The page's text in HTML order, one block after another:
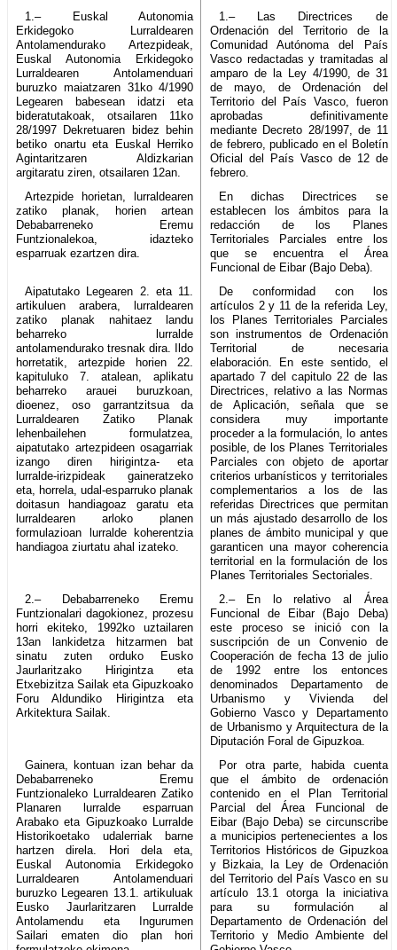
1.– Euskal Autonomia
Erkidegoko Lurraldearen
Antolamendurako Artezpideak,
Euskal Autonomia Erkidegoko
Lurraldearen Antolamenduari
buruzko maiatzaren 31ko 4/1990
Legearen babesean idatzi eta
bideratutakoak, otsailaren 11ko
28/1997 Dekretuaren bidez behin
betiko onartu eta Euskal Herriko
Agintaritzaren Aldizkarian
argitaratu ziren, otsailaren 12an.
1.– Las Directrices de
Ordenación del Territorio de la
Comunidad Autónoma del País
Vasco redactadas y tramitadas al
amparo de la Ley 4/1990, de 31
de mayo, de Ordenación del
Territorio del País Vasco, fueron
aprobadas definitivamente
mediante Decreto 28/1997, de 11
de febrero, publicado en el Boletín
Oficial del País Vasco de 12 de
febrero.
Artezpide horietan, lurraldearen
zatiko planak, horien artean
Debabarreneko Eremu
Funtzionalekoa, idazteko
esparruak ezartzen dira.
En dichas Directrices se
establecen los ámbitos para la
redacción de los Planes
Territoriales Parciales entre los
que se encuentra el Área
Funcional de Eibar (Bajo Deba).
Aipatutako Legearen 2. eta 11.
artikuluen arabera, lurraldearen
zatiko planak nahitaez landu
beharreko lurralde
antolamendurako tresnak dira. Ildo
horretatik, artezpide horien 22.
kapituluko 7. atalean, aplikatu
beharreko arauei buruzkoan,
dioenez, oso garrantzitsua da
Lurraldearen Zatiko Planak
lehenbailehen formulatzea,
aipatutako artezpideen osagarriak
izango diren hirigintza- eta
lurralde-irizpideak gaineratzeko
eta, horrela, udal-esparruko planak
doitasun handiagoaz garatu eta
lurraldearen arloko planen
formulazioan lurralde koherentzia
handiagoa ziurtatu ahal izateko.
De conformidad con los
artículos 2 y 11 de la referida Ley,
los Planes Territoriales Parciales
son instrumentos de Ordenación
Territorial de necesaria
elaboración. En este sentido, el
apartado 7 del capitulo 22 de las
Directrices, relativo a las Normas
de Aplicación, señala que se
considera muy importante
proceder a la formulación, lo antes
posible, de los Planes Territoriales
Parciales con objeto de aportar
criterios urbanísticos y territoriales
complementarios a los de las
referidas Directrices que permitan
un más ajustado desarrollo de los
planes de ámbito municipal y que
garanticen una mayor coherencia
territorial en la formulación de los
Planes Territoriales Sectoriales.
2.– Debabarreneko Eremu
Funtzionalari dagokionez, prozesu
horri ekiteko, 1992ko uztailaren
13an lankidetza hitzarmen bat
sinatu zuten orduko Eusko
Jaurlaritzako Hirigintza eta
Etxebizitza Sailak eta Gipuzkoako
Foru Aldundiko Hirigintza eta
Arkitektura Sailak.
2.– En lo relativo al Área
Funcional de Eibar (Bajo Deba)
este proceso se inició con la
suscripción de un Convenio de
Cooperación de fecha 13 de julio
de 1992 entre los entonces
denominados Departamento de
Urbanismo y Vivienda del
Gobierno Vasco y Departamento
de Urbanismo y Arquitectura de la
Diputación Foral de Gipuzkoa.
Gainera, kontuan izan behar da
Debabarreneko Eremu
Funtzionaleko Lurraldearen Zatiko
Planaren lurralde esparruan
Arabako eta Gipuzkoako Lurralde
Historikoetako udalerriak barne
hartzen direla. Hori dela eta,
Euskal Autonomia Erkidegoko
Lurraldearen Antolamenduari
buruzko Legearen 13.1. artikuluak
Eusko Jaurlaritzaren Lurralde
Antolamendu eta Ingurumen
Sailari ematen dio plan hori
Por otra parte, habida cuenta
que el ámbito de ordenación
contenido en el Plan Territorial
Parcial del Área Funcional de
Eibar (Bajo Deba) se circunscribe
a municipios pertenecientes a los
Territorios Históricos de Gipuzkoa
y Bizkaia, la Ley de Ordenación
del Territorio del País Vasco en su
artículo 13.1 otorga la iniciativa
para su formulación al
Departamento de Ordenación del
Territorio y Medio Ambiente del